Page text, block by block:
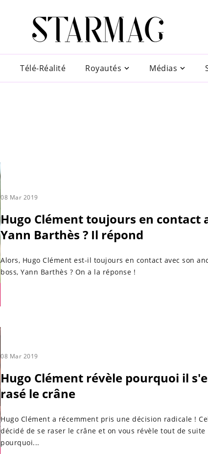
Télé-Réalité Royautés Médias
08 Mar 2019
Hugo Clément toujours en contact
Yann Barthès ? Il répond
Alors, Hugo Clément est-il toujours en contact avec son
boss, Yann Barthès ? On a la réponse !
08 Mar 2019
Hugo Clément révèle pourquoi il
rasé le crâne
Hugo Clément a récemment pris une décision radicale !
décidé de se raser le crâne et on vous révèle tout de suite
pourquoi...